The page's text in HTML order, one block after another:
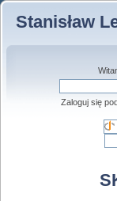
Stanisław
Zaloguj się